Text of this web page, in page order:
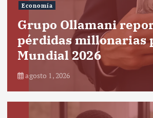
Economía
Grupo Ollamani
pérdidas millonarias
Mundial 2026
agosto 1, 2026